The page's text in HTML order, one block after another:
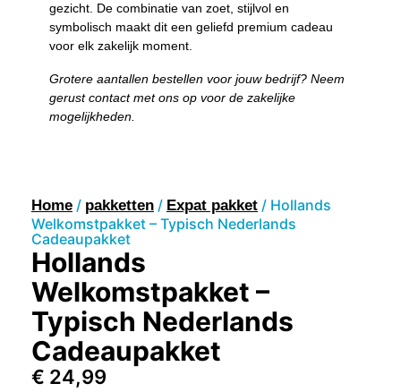
gezicht. De combinatie van zoet, stijlvol en
symbolisch maakt dit een geliefd premium cadeau
voor elk zakelijk moment.
Grotere aantallen bestellen voor jouw bedrijf? Neem
gerust contact met ons op voor de zakelijke
mogelijkheden.
Home / pakketten / Expat pakket / Hollands
Welkomstpakket – Typisch Nederlands
Cadeaupakket
Hollands
Welkomstpakket –
Typisch Nederlands
Cadeaupakket
€ 24,99